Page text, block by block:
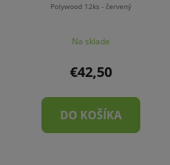
Polywood 12ks - červený
Na sklade
€42,50
DO KOŠÍKA